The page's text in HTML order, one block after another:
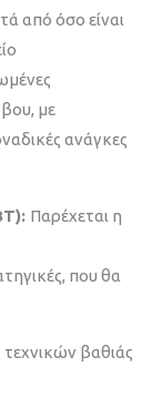
από όσο είναι
με
ανάγκες
Παρέχεται η
που θα
βαθιάς